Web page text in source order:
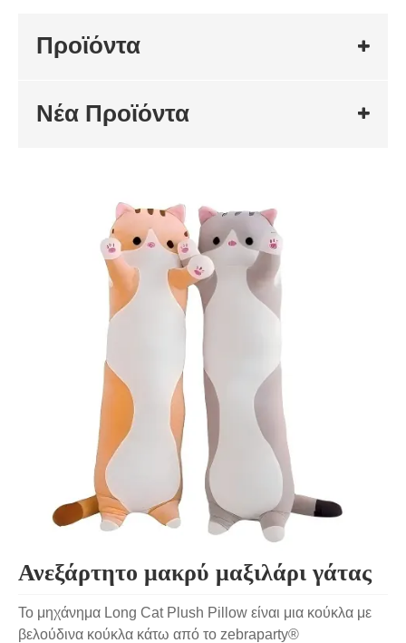
Προϊόντα
Νέα Προϊόντα
Ανεξάρτητο μακρύ μαξιλάρι γάτας
Το μηχάνημα Long Cat Plush Pillow είναι μια κούκλα με
βελούδινα κούκλα κάτω από το zebraparty®